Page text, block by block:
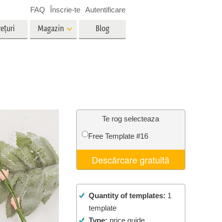
a
Foto Restaurare Servicii
Magazin Blog
FAQ Înscrie-te Autentificare
Te rog selecteaza
Free Template #16
Descărcare gratuită
Quantity of templates: 1
template
Type: price guide